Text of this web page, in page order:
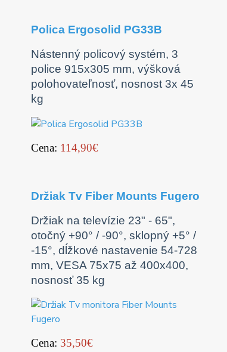
Polica Ergosolid PG33B
Nástenný policový systém, 3
police 915x305 mm, výšková
polohovateľnosť, nosnost 3x 45
kg
Cena: 114,90€
Držiak Tv Fiber Mounts Fugero
Držiak na televízie 23" - 65",
otočný +90° / -90°, sklopný +5° /
-15°, dĺžkové nastavenie 54-728
mm, VESA 75x75 až 400x400,
nosnosť 35 kg
Cena: 35,50€